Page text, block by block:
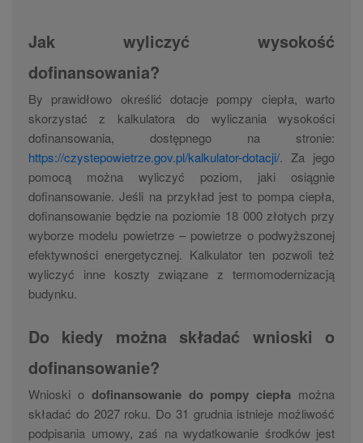
Jak wyliczyć wysokość
dofinansowania?
By prawidłowo określić dotacje pompy ciepła, warto
skorzystać z kalkulatora do wyliczania wysokości
dofinansowania, dostępnego na stronie:
https://czystepowietrze.gov.pl/kalkulator-dotacji/. Za jego
pomocą można wyliczyć poziom, jaki osiągnie
dofinansowanie. Jeśli na przykład jest to pompa ciepła,
dofinansowanie będzie na poziomie 18 000 złotych przy
wyborze modelu powietrze – powietrze o podwyższonej
efektywności energetycznej. Kalkulator ten pozwoli też
wyliczyć inne koszty związane z termomodernizacją
budynku.
Do kiedy można składać wnioski o
dofinansowanie?
Wnioski o dofinansowanie do pompy ciepła można
składać do 2027 roku. Do 31 grudnia istnieje możliwość
podpisania umowy, zaś na wydatkowanie środków jest